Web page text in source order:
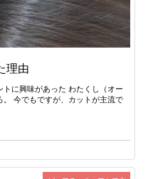
理由
トに興味があった わたくし（オー
今でもですが、カットが主流で